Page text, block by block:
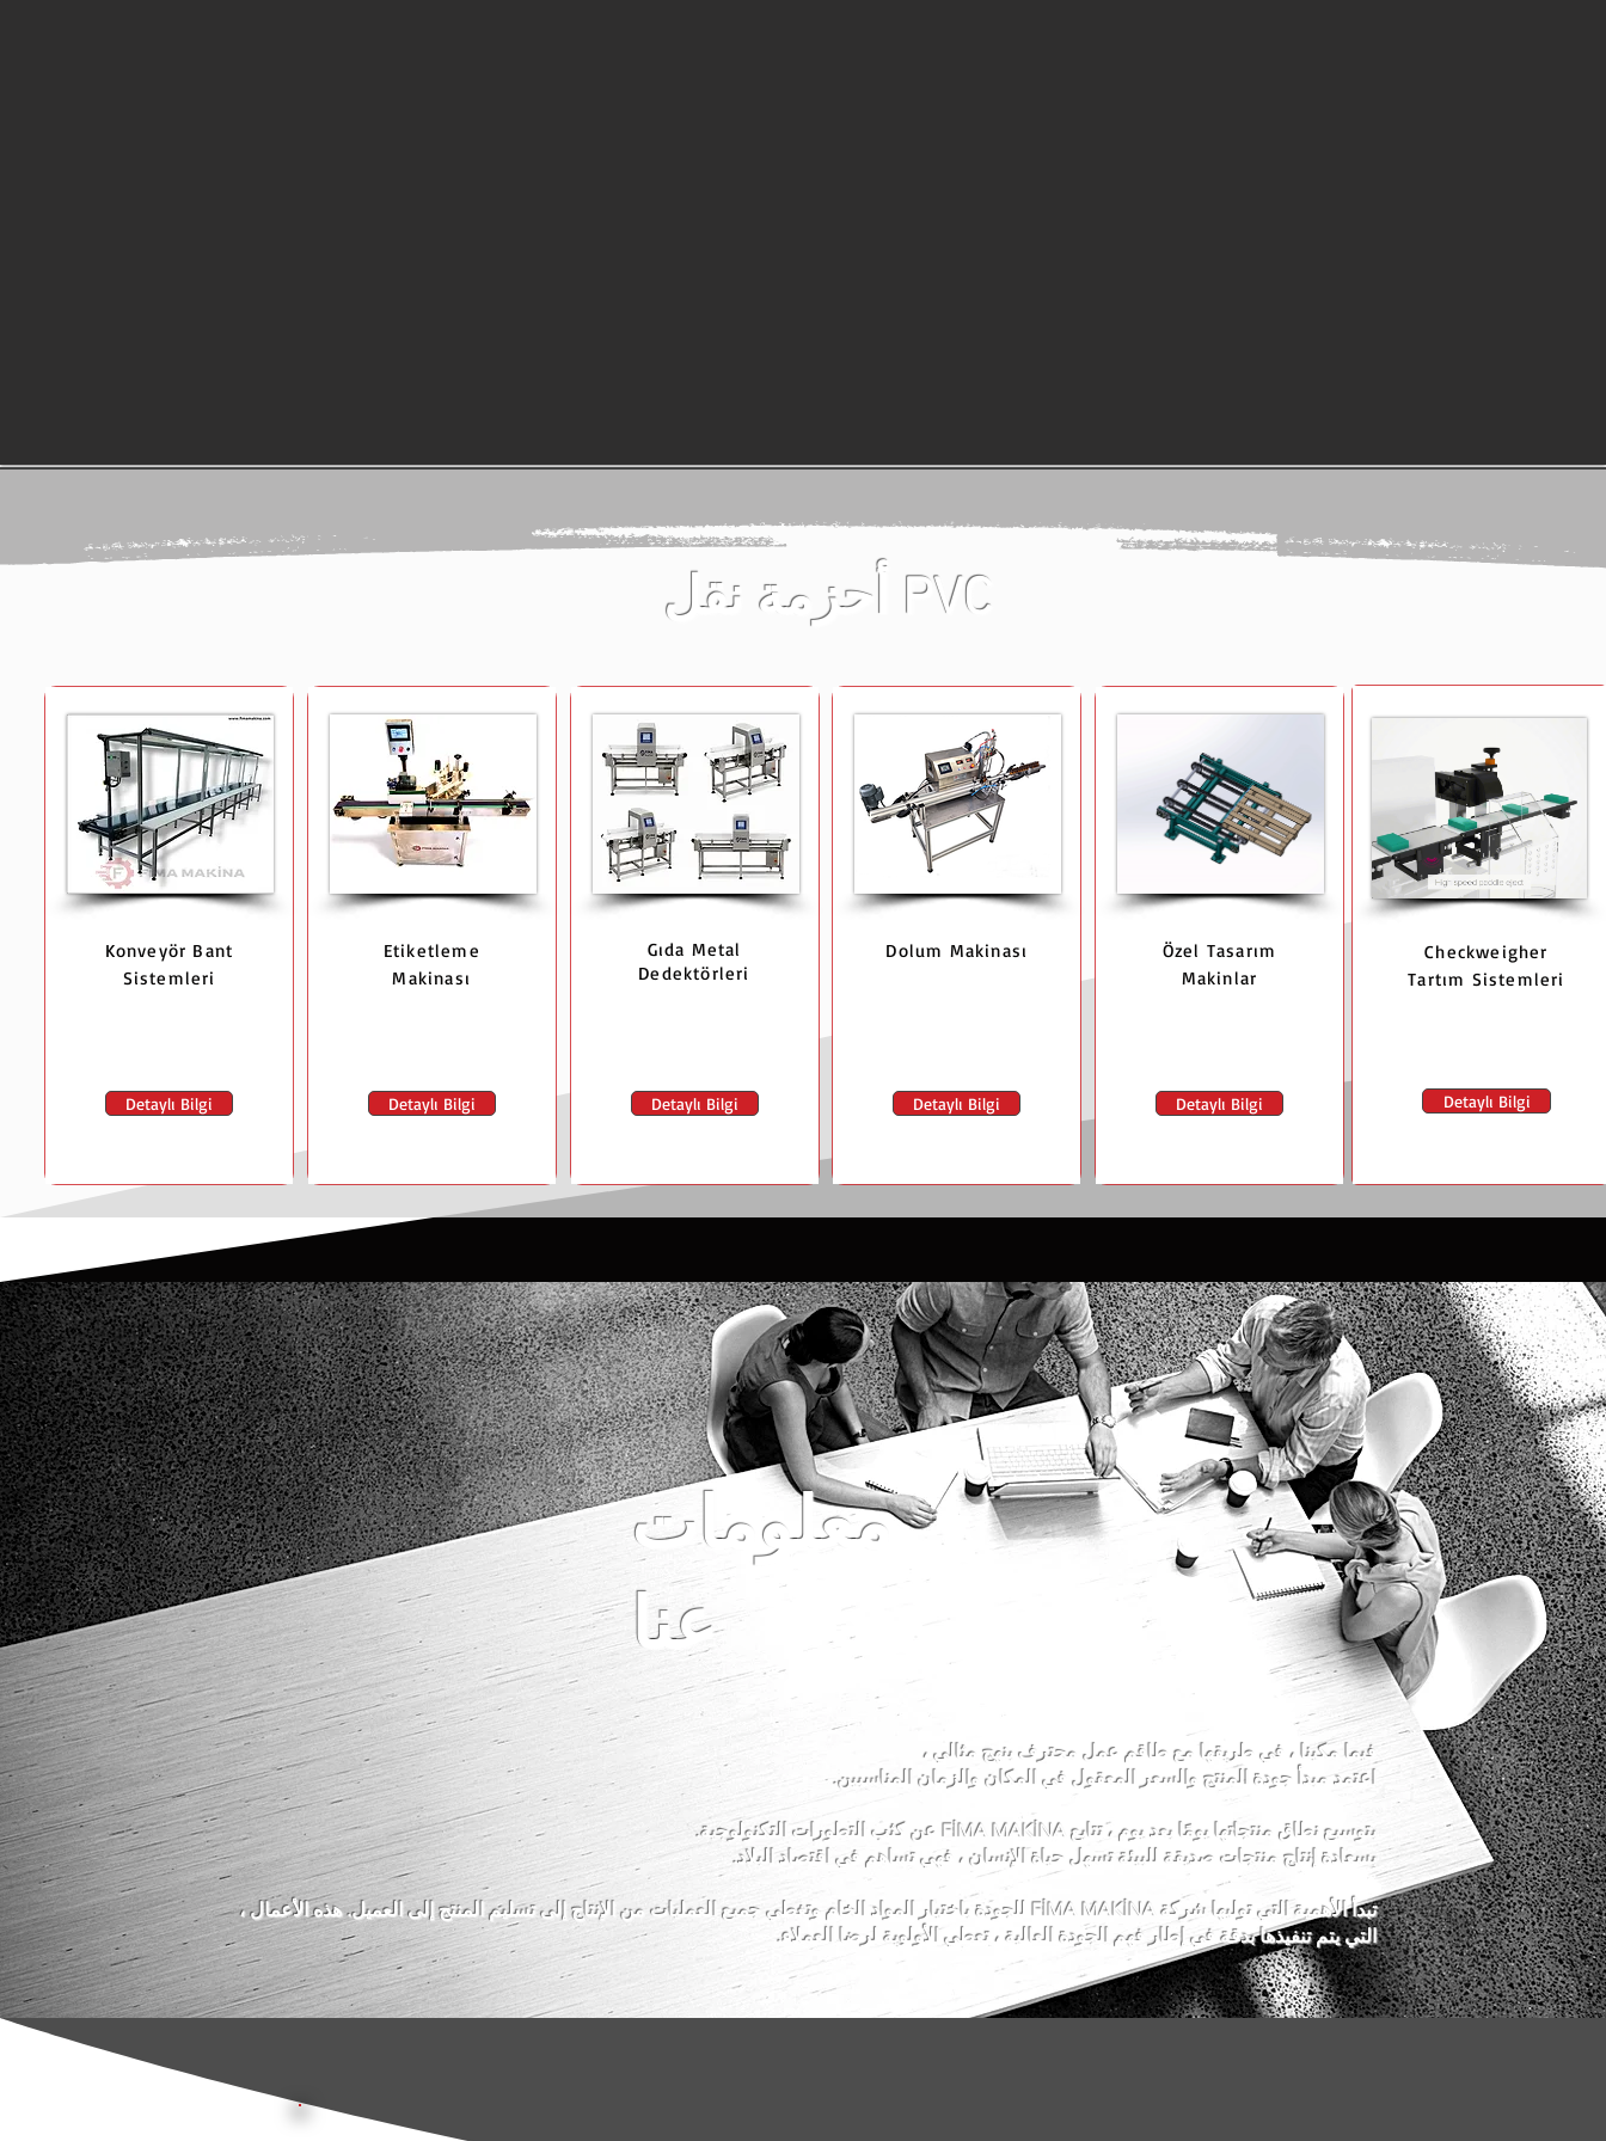
أحزمة نقل PVC
Konveyör Bant
Sistemleri
Detaylı Bilgi
Etiketleme
Makinası
Detaylı Bilgi
Gıda Metal
Dedektörleri
Detaylı Bilgi
Dolum Makinası
Detaylı Bilgi
Özel Tasarım
Makinlar
Detaylı Bilgi
Checkweigher
Tartım Sistemleri
Detaylı Bilgi
معلومات
عنا
فيما مكينا ، في طريقها مع طاقم عمل محترف بنهج مثالي ،
اعتمد مبدأ جودة المنتج والسعر المعقول في المكان والزمان المناسبين.
بتوسيع نطاق منتجاتها يومًا بعد يوم ، تتابع FİMA MAKİNA عن كثب التطورات التكنولوجية.
بسعادة إنتاج منتجات صديقة للبيئة تسهل حياة الإنسان ، فهي تساهم في اقتصاد البلاد.
تبدأ الأهمية التي توليها شركة FİMA MAKİNA للجودة باختيار المواد الخام وتغطي جميع العمليات من الإنتاج إلى تسليم المنتج إلى العميل. هذه الأعمال ،
التي يتم تنفيذها بدقة في إطار فهم الجودة العالية ، تعطي الأولوية لرضا العملاء.